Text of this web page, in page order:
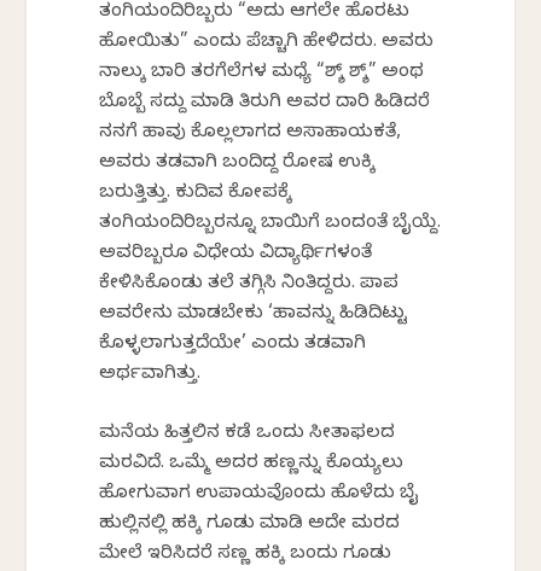
ತಂಗಿಯಂದಿರಿಬ್ಬರು “ಅದು ಆಗಲೇ ಹೊರಟು
ಹೋಯಿತು” ಎಂದು ಪೆಚ್ಚಾಗಿ ಹೇಳಿದರು. ಅವರು
ನಾಲ್ಕು ಬಾರಿ ತರಗೆಲೆಗಳ ಮಧ್ಯೆ “ಶ್ಶ್ ಶ್ಶ್” ಅಂಥ
ಬೊಬ್ಬೆ ಸದ್ದು ಮಾಡಿ ತಿರುಗಿ ಅವರ ದಾರಿ ಹಿಡಿದರೆ
ನನಗೆ ಹಾವು ಕೊಲ್ಲಲಾಗದ ಅಸಾಹಾಯಕತೆ,
ಅವರು ತಡವಾಗಿ ಬಂದಿದ್ದ ರೋಷ ಉಕ್ಕಿ
ಬರುತ್ತಿತ್ತು. ಕುದಿವ ಕೋಪಕ್ಕೆ
ತಂಗಿಯಂದಿರಿಬ್ಬರನ್ನೂ ಬಾಯಿಗೆ ಬಂದಂತೆ ಬೈಯ್ದೆ.
ಅವರಿಬ್ಬರೂ ವಿಧೇಯ ವಿದ್ಯಾರ್ಥಿಗಳಂತೆ
ಕೇಳಿಸಿಕೊಂಡು ತಲೆ ತಗ್ಗಿಸಿ ನಿಂತಿದ್ದರು. ಪಾಪ
ಅವರೇನು ಮಾಡಬೇಕು ‘ಹಾವನ್ನು ಹಿಡಿದಿಟ್ಟು
ಕೊಳ್ಳಲಾಗುತ್ತದೆಯೇ’ ಎಂದು ತಡವಾಗಿ
ಅರ್ಥವಾಗಿತ್ತು.
ಮನೆಯ ಹಿತ್ತಲಿನ ಕಡೆ ಒಂದು ಸೀತಾಫಲದ
ಮರವಿದೆ. ಒಮ್ಮೆ ಅದರ ಹಣ್ಣನ್ನು ಕೊಯ್ಯಲು
ಹೋಗುವಾಗ ಉಪಾಯವೊಂದು ಹೊಳೆದು ಬೈ
ಹುಲ್ಲಿನಲ್ಲಿ ಹಕ್ಕಿ ಗೂಡು ಮಾಡಿ ಅದೇ ಮರದ
ಮೇಲೆ ಇರಿಸಿದರೆ ಸಣ್ಣ ಹಕ್ಕಿ ಬಂದು ಗೂಡು